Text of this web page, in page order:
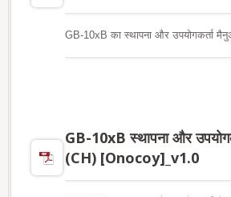
GB-10xB का स्थापना और उपयोगकर्ता
GB-10xB स्थापना और
(CH) [Onocoy]_v1.0